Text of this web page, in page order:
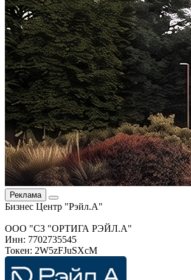
Реклама
Бизнес Центр "Рэйл.А"
ООО "СЗ "ОРТИГА РЭЙЛ.А"
Инн: 7702735545
Токен: 2W5zFJuSXcM